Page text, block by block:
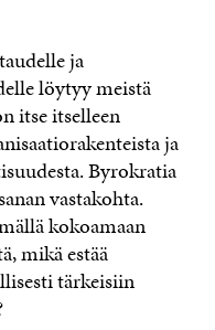
ja
löytyy meistä
itse itselleen
ja
Byrokratia
vastakohta.
kokoamaan
mikä estää
tärkeisiin